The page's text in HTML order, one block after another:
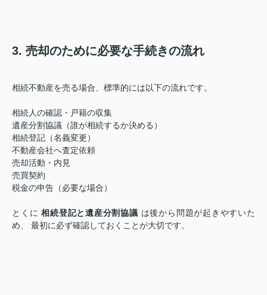
3. 売却のために必要な手続きの流れ
相続不動産を売る場合、標準的には以下の流れです。
相続人の確認・戸籍の収集
遺産分割協議（誰が相続するか決める）
相続登記（名義変更）
不動産会社へ査定依頼
売却活動・内見
売買契約
税金の申告（必要な場合）
とくに相続登記と遺産分割協議 は後から問題が起きやすいた
め、 最初に必ず確認しておくことが大切です。